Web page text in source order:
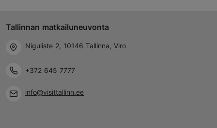
Tallinnan matkailuneuvonta
Niguliste 2, 10146 Tallinna, Viro
+372 645 7777
info@visittallinn.ee